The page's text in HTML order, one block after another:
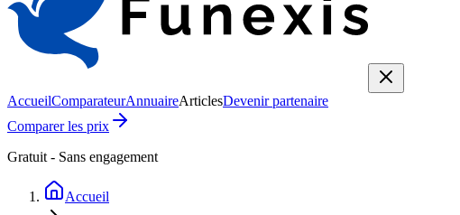
AccueilComparateurAnnuaireArticlesDevenir partenaire
Comparer les prix
Gratuit - Sans engagement
Accueil